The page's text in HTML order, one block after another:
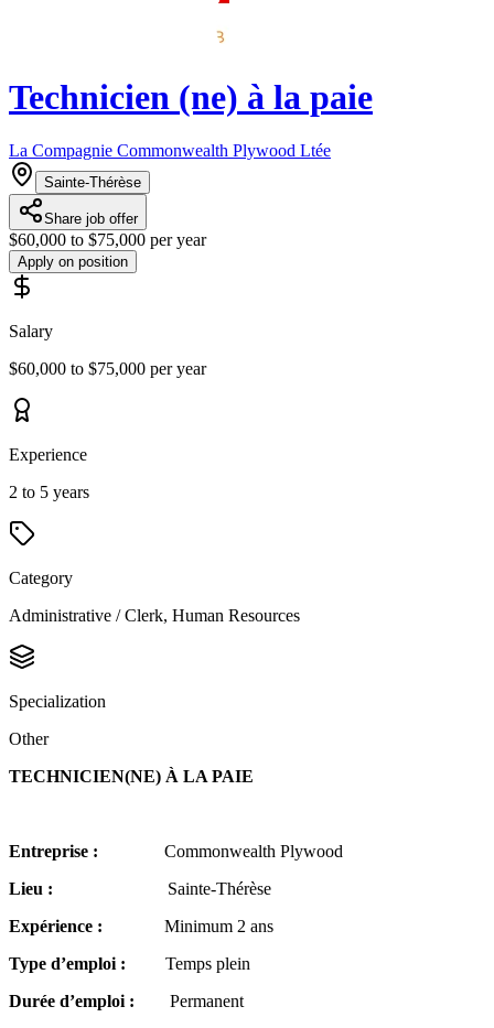
Technicien (ne) à la paie
La Compagnie Commonwealth Plywood Ltée
Sainte-Thérèse
Share job offer
$60,000 to $75,000 per year
Apply on position
Salary
$60,000 to $75,000 per year
Experience
2 to 5 years
Category
Administrative / Clerk, Human Resources
Specialization
Other
TECHNICIEN(NE) À LA PAIE
Entreprise : Commonwealth Plywood
Lieu : Sainte-Thérèse
Expérience : Minimum 2 ans
Type d’emploi : Temps plein
Durée d’emploi : Permanent